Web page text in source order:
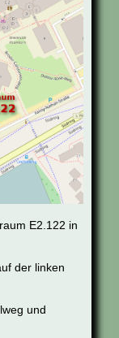
E2.122 in
der linken
und